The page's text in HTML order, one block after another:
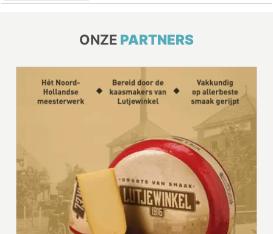
ONZE PARTNERS